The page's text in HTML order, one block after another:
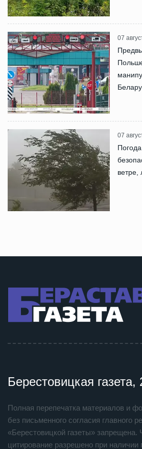
07
07
ветре,
Берестовицкая газета,
Полная перепечатка материалов и
без письменного согласия главного
«Берестовицкой газеты» запрещена.
цитирование разрешено при наличии